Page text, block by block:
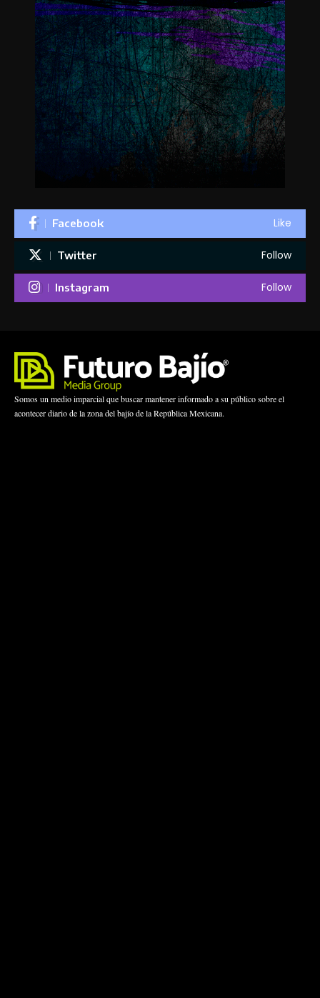
Facebook Like
Twitter Follow
Instagram Follow
Somos un medio imparcial que buscar mantener informado a su público sobre el
acontecer diario de la zona del bajío de la República Mexicana.